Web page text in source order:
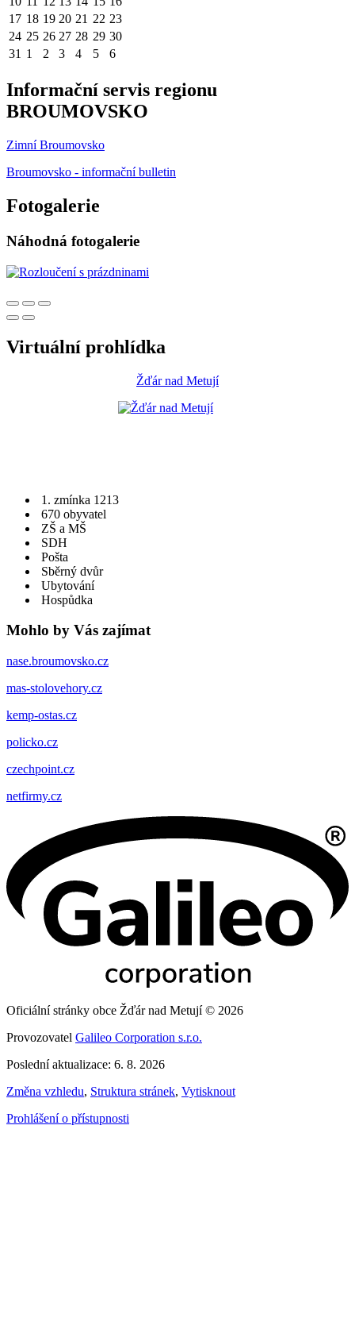
17 18 19 20 21 22 23
24 25 26 27 28 29 30
31 1 2 3 4 5 6
Informační servis regionu
BROUMOVSKO
Zimní Broumovsko
Broumovsko - informační bulletin
Fotogalerie
Náhodná fotogalerie
Virtuální prohlídka
Žďár nad Metují
1. zmínka 1213
670 obyvatel
ZŠ a MŠ
SDH
Pošta
Sběrný dvůr
Ubytování
Hospůdka
Mohlo by Vás zajímat
nase.broumovsko.cz
mas-stolovehory.cz
kemp-ostas.cz
policko.cz
czechpoint.cz
netfirmy.cz
Oficiální stránky obce Žďár nad Metují © 2026
Provozovatel Galileo Corporation s.r.o.
Poslední aktualizace: 6. 8. 2026
Změna vzhledu, Struktura stránek, Vytisknout
Prohlášení o přístupnosti